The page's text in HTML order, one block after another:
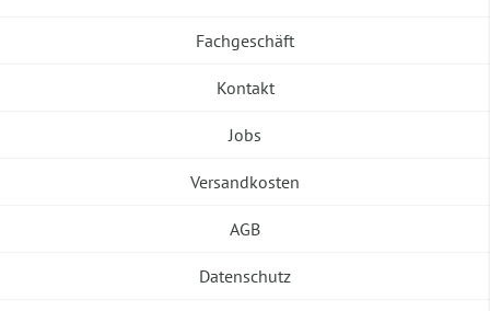
Fachgeschäft
Kontakt
Jobs
Versandkosten
AGB
Datenschutz